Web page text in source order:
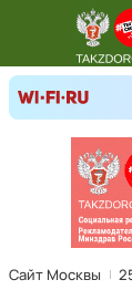
Сайт Москвы